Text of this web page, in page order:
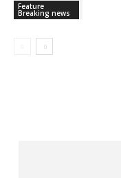
Feature
Breaking news